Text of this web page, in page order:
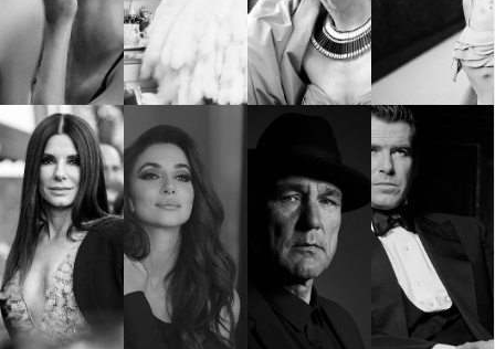
КАТЕГОРИИ
Wine&Dine
ЗА НАС
Условия за